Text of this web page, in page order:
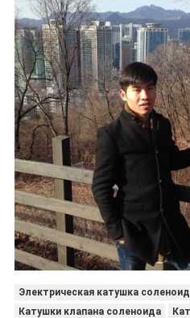
Электрическая катушка
Катушки клапана соленоида